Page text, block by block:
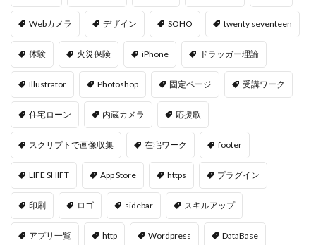
Webカメラ デザイン SOHO twenty seventeen
体験 火災保険 iPhone ドラッガー理論
Illustrator Photoshop 固定ページ 受講ワーク
住宅ローン 内蔵カメラ 応援歌
スクリプトで画像収集 在宅ワーク footer
LIFE SHIFT App Store https プラグイン
印刷 ロゴ sidebar スキルアップ
アプリ一覧 http Wordpress DataBase